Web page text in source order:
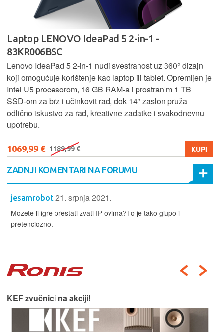
Laptop LENOVO IdeaPad 5 2-in-1 -
83KR006BSC
Lenovo IdeaPad 5 2‑in‑1 nudi svestranost uz 360° dizajn
koji omogućuje korištenje kao laptop ili tablet. Opremljen je
Intel U5 procesorom, 16 GB RAM-a i prostranim 1 TB
SSD‑om za brz i učinkovit rad, dok 14" zaslon pruža
odlično iskustvo za rad, kreativne zadatke i svakodnevnu
upotrebu.
1069,99 € 1189,99 € KUPI
ZADNJI KOMENTARI NA FORUMU
jesamrobot 21. srpnja 2021.
Možete li igre prestati zvati IP-ovima?To je tako glupo i
pretenciozno.
KEF zvučnici na akciji!